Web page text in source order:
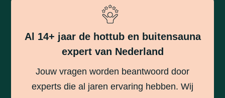
Al 14+ jaar de hottub en buitensauna
expert van Nederland
Jouw vragen worden beantwoord door
experts die al jaren ervaring hebben. Wij